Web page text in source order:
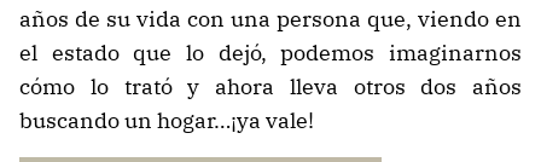
años de su vida con una persona que, viendo en
el estado que lo dejó, podemos imaginarnos
cómo lo trató y ahora lleva otros dos años
buscando un hogar…¡ya vale!